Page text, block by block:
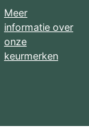
Meer
informatie over
onze
keurmerken